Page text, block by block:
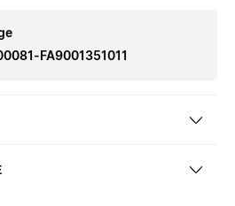
FA9001351011